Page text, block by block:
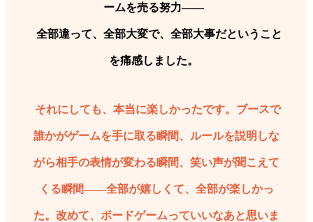
ームを売る努力——
全部違って、全部大変で、全部大事だということ
を痛感しました。
それにしても、本当に楽しかったです。ブースで
誰かがゲームを手に取る瞬間、ルールを説明しな
がら相手の表情が変わる瞬間、笑い声が聞こえて
くる瞬間——全部が嬉しくて、全部が楽しかっ
た。改めて、ボードゲームっていいなあと思いま